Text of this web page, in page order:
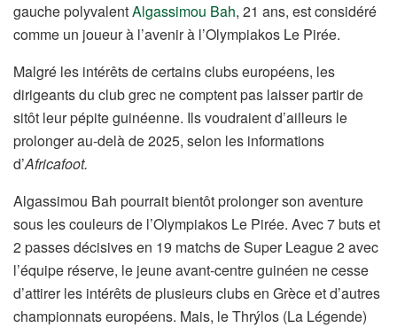
gauche polyvalentAlgassimou Bah, 21 ans, est considéré
comme un joueur à l’avenir à l’Olympiakos Le Pirée.
Malgré les intérêts de certains clubs européens, les
dirigeants du club grec ne comptent pas laisser partir de
sitôt leur pépite guinéenne. Ils voudraient d’ailleurs le
prolonger au-delà de 2025, selon les informations
d’Africafoot.
Algassimou Bah pourrait bientôt prolonger son aventure
sous les couleurs de l’Olympiakos Le Pirée. Avec 7 buts et
2 passes décisives en 19 matchs de Super League 2 avec
l’équipe réserve, le jeune avant-centre guinéen ne cesse
d’attirer les intérêts de plusieurs clubs en Grèce et d’autres
championnats européens. Mais, le Thrýlos (La Légende)